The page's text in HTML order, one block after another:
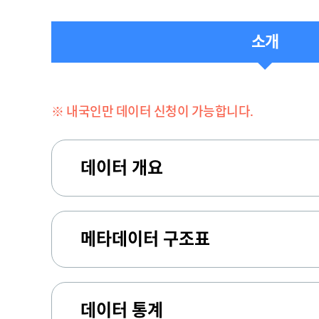
소개
※ 내국인만 데이터 신청이 가능합니다.
데이터 개요
메타데이터 구조표
데이터 통계